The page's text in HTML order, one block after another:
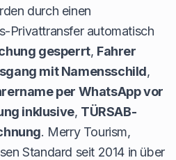
durch einen
Privattransfer automatisch
gesperrt, Fahrer
mit Namensschild,
per WhatsApp vor
inklusive, TÜRSAB-
. Merry Tourism,
Standard seit 2014 in über